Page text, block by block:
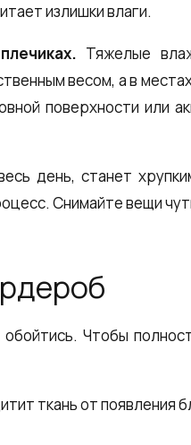
излишки влаги.
Тяжелые
весом, а в
поверхности или
день, станет
Снимайте вещи
Чтобы
ткань от появления